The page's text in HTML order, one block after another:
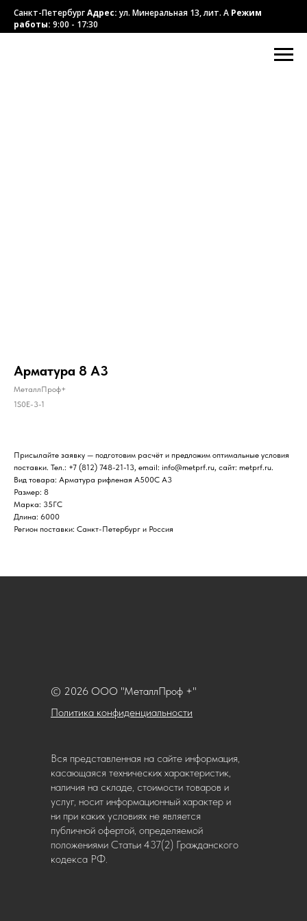
Санкт-ПетербургАдрес:ул. Минеральная 13, лит. А Режим
работы: 9:00 - 17:30
Арматура 8 А3
МеталлПроф+
1S0E-3-1
Присылайте заявку — подготовим расчёт и предложим оптимальные условия
поставки. Тел.: +7 (812) 748-21-13, email: info@metprf.ru, сайт: metprf.ru.
Вид товара: Арматура рифленая А500С А3
Размер: 8
Марка: 35ГС
Длина: 6000
Регион поставки: Санкт-Петербург и Россия
Политика конфиденциальности
© 2026 ООО "МеталлПроф +"
Вся представленная на сайте информация,
касающаяся технических характеристик,
наличия на складе, стоимости товаров и
услуг, носит информационный характер и
ни при каких условиях не является
публичной офертой, определяемой
положениями Статьи 437(2) Гражданского
кодекса РФ.